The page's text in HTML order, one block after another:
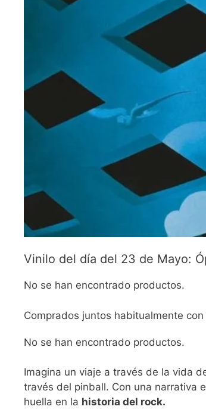
Vinilo del día del 23 de Mayo:
No se han encontrado productos.
Comprados juntos habitualmente con
No se han encontrado productos.
Imagina un viaje a través de la vida
través del pinball. Con una narrativa
huella en la historia del rock.